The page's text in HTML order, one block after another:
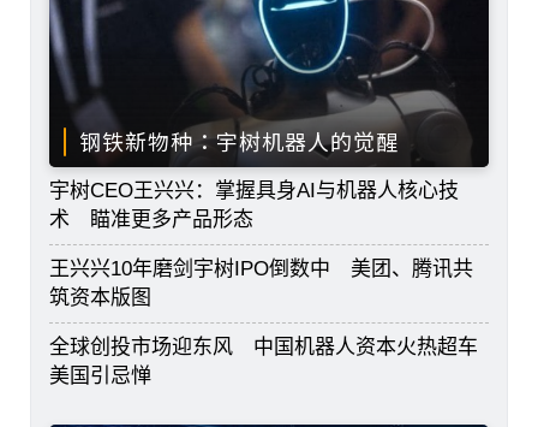
钢铁新物种：宇树机器人的觉醒
宇树CEO王兴兴：掌握具身AI与机器人核心技
术 瞄准更多产品形态
王兴兴10年磨剑宇树IPO倒数中 美团、腾讯共
筑资本版图
全球创投市场迎东风 中国机器人资本火热超车
美国引忌惮